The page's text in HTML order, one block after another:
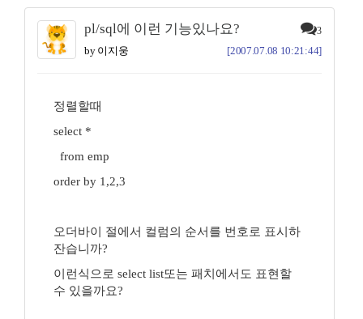
pl/sql에 이런 기능있나요? 3
by 이지웅 [2007.07.08 10:21:44]
정렬할때
select *
from emp
order by 1,2,3
오더바이 절에서 컬럼의 순서를 번호로 표시하
잔습니까?
이런식으로 select list또는 패치에서도 표현할
수 있을까요?